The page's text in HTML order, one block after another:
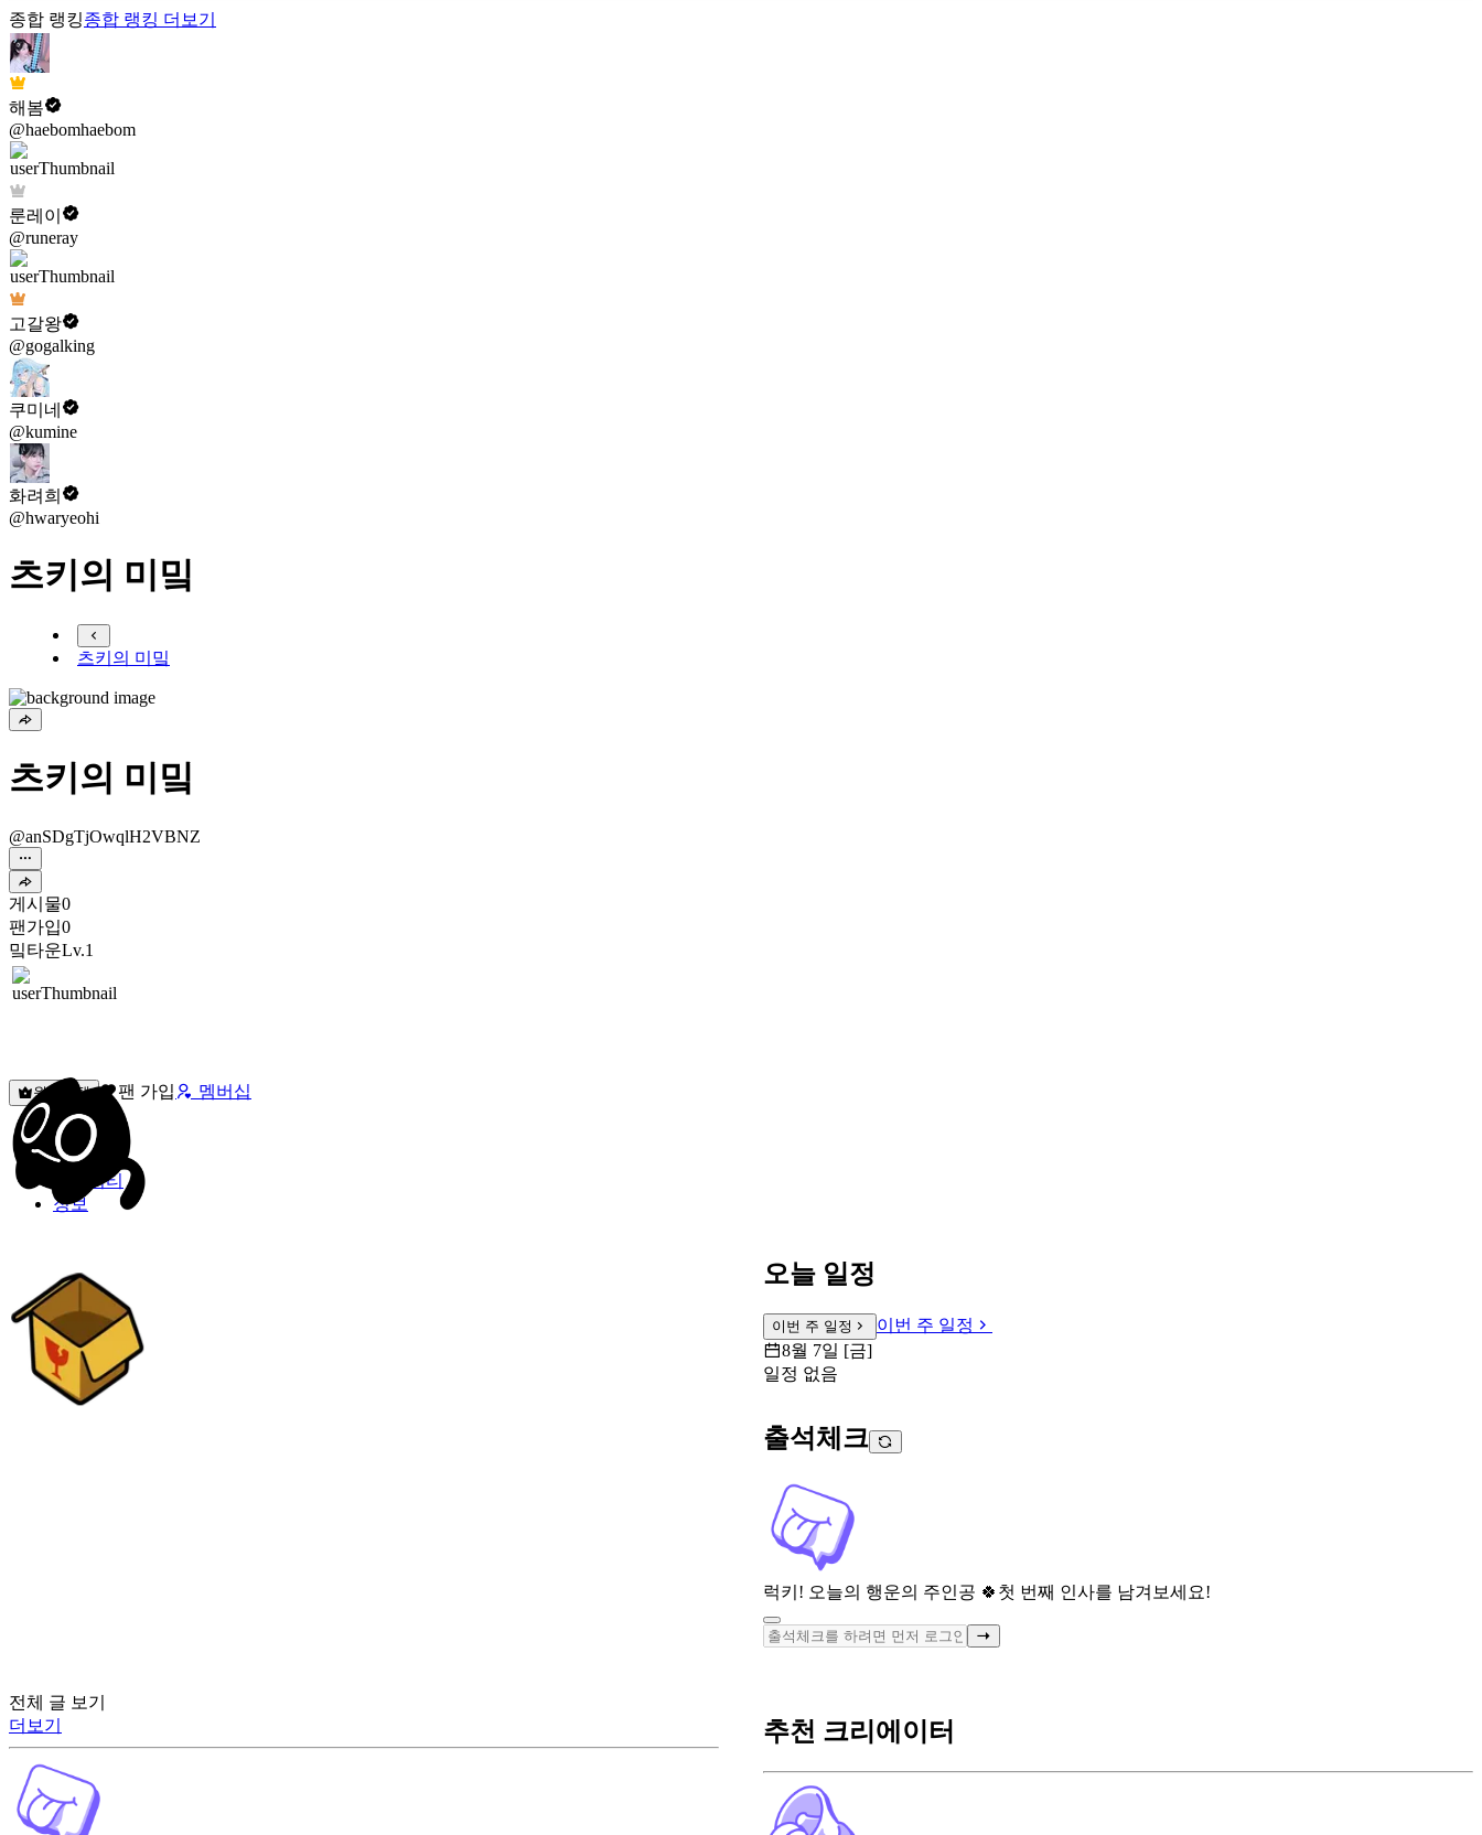
종합 랭킹종합 랭킹 더보기
해봄
@haebomhaebom
룬레이
@runeray
고갈왕
@gogalking
쿠미네
@kumine
화려희
@hwaryeohi
츠키의 미밐
츠키의 미밐
츠키의 미밐
@anSDgTjOwqlH2VBNZ
게시물0
팬가입0
밐타운Lv.1
원픽선택 팬 가입 멤버십
밐타운
피드
커뮤니티
정보
오늘 일정
이번 주 일정
이번 주 일정
8월 7일 [금]
일정 없음
출석체크
럭키! 오늘의 행운의 주인공 🍀 첫 번째 인사를 남겨보세요!
전체 글 보기
더보기
추천 크리에이터